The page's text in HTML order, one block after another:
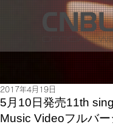
5月10日発売11th
Music Videoフルバ
2017年4月19日